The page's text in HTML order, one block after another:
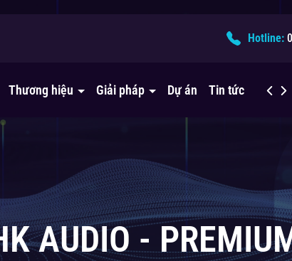
thanh? Hotline:
Thương hiệu Giải pháp Dự án Tin tức Liên hệ
AUDIO -